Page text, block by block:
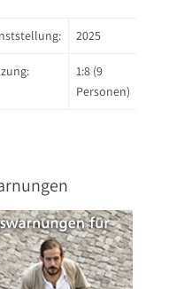
2025
1:8 (9
Personen)